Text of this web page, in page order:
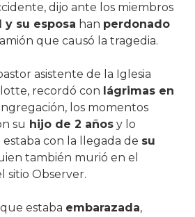
dijo ante los miembros
y su esposa han perdonado
que causó la tragedia.
asistente de la Iglesia
recordó con lágrimas en
los momentos
su hijo de 2 años y lo
con la llegada de su
también murió en el
sitio Observer.
estaba embarazada,